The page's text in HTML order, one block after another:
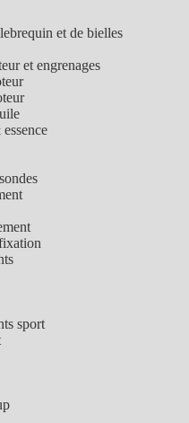
et de bielles
et engrenages
sport